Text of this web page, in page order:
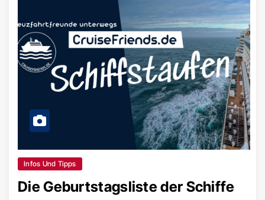
Infos Und Tipps
Die Geburtstagsliste der Schiffe